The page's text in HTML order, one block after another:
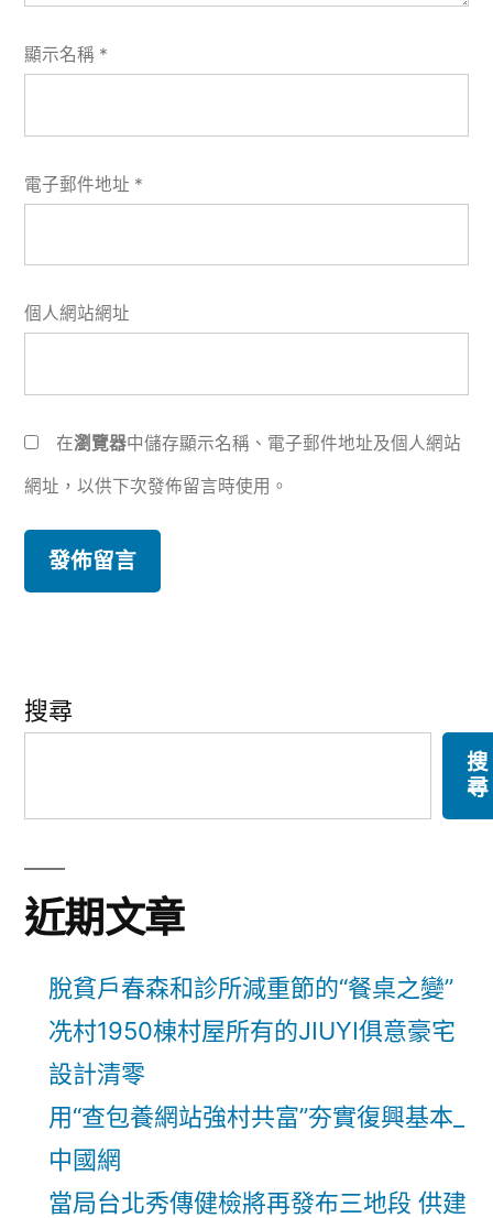
顯示名稱 *
電子郵件地址 *
個人網站網址
在瀏覽器中儲存顯示名稱、電子郵件地址及個人網站
網址，以供下次發佈留言時使用。
搜尋
搜
尋
近期文章
脫貧戶春森和診所減重節的“餐桌之變”
冼村1950棟村屋所有的JIUYI俱意豪宅
設計清零
用“查包養網站強村共富”夯實復興基本_
中國網
當局台北秀傳健檢將再發布三地段 供建